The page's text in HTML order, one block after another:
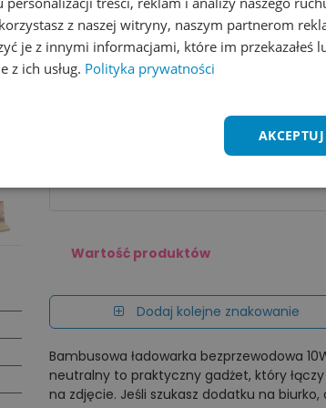
Dodaj do listy życzeń Porównaj
Cena za sztu​kę zależy od nakładu:
32,40zł
Wartość produktów
Dodaj kolejne znakowanie
Bambusowa ładowarka bezprzewodowa
neutralny to praktyczny gadżet, który
na zdjęcie. Jeśli szukasz dodatku na
z naszej witryny, naszym partnerom
je z innymi informacjami, które im przekazałeś
z ich usług. Polityka prywatności